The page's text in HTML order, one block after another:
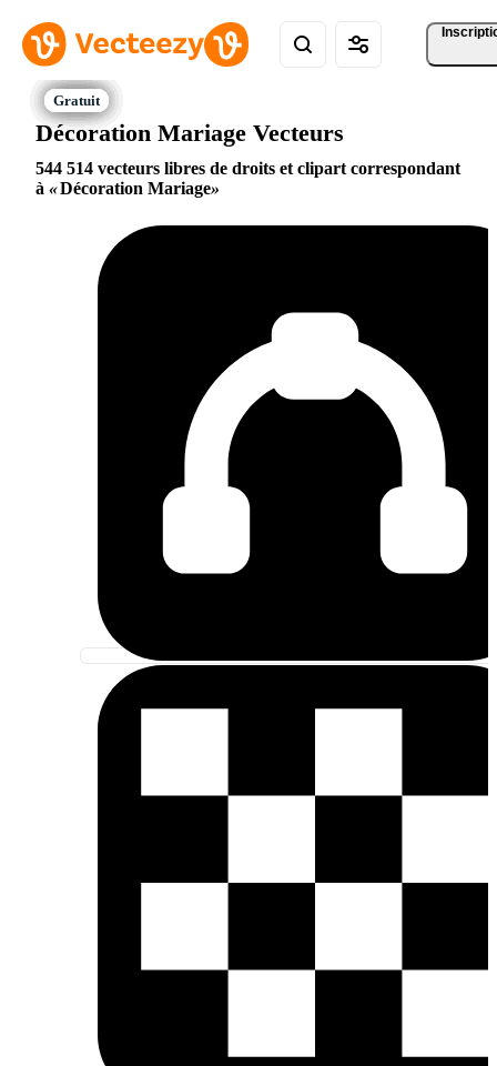
Décoration Mariage Vecteurs
544 514 vecteurs libres de droits et clipart correspondant
à
Décoration Mariage